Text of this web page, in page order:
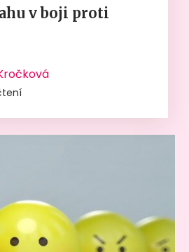
v boji proti